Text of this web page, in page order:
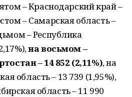
– Краснодарский край –
– Самарская область –
– Республика
на восьмом –
– 14 852 (2,11%), на
область – 13 739 (1,95%),
область – 11 990